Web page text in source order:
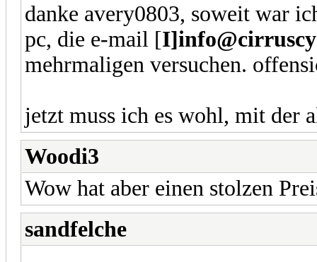
danke avery0803, soweit war
pc, die e-mail [
mehrmaligen versuchen.
jetzt muss ich es wohl, mit der
Woodi3
Wow hat aber einen stolzen
sandfelche